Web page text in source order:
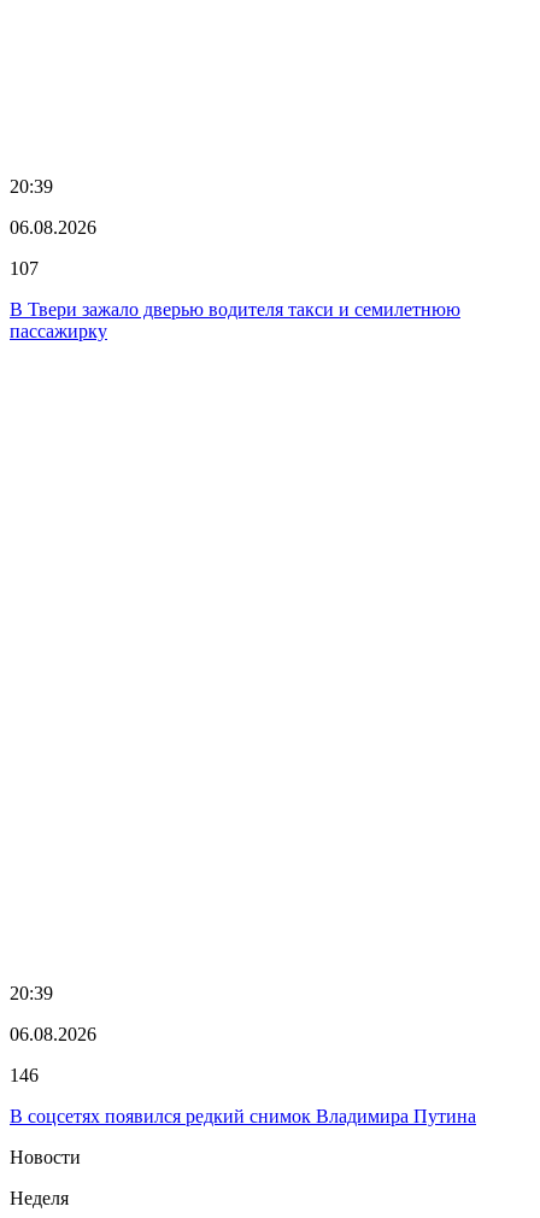
20:39
06.08.2026
107
В Твери зажало дверью водителя такси и семилетнюю
пассажирку
20:39
06.08.2026
146
В соцсетях появился редкий снимок Владимира Путина
Новости
Неделя